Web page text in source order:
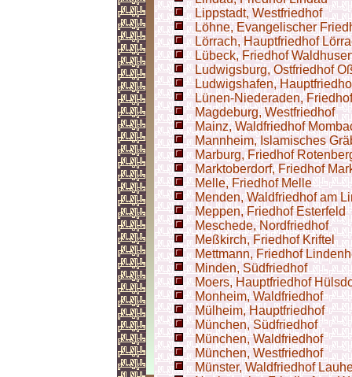
Lippstadt, Westfriedhof
Löhne, Evangelischer
Lörrach, Hauptfriedhof
Lübeck, Friedhof
Ludwigsburg, Ostfriedhof
Ludwigshafen,
Lünen-Niederaden,
Magdeburg, Westfriedhof
Mainz, Waldfriedhof
Mannheim, Islamisches
Marburg, Friedhof
Marktoberdorf, Friedhof
Melle, Friedhof Melle
Menden, Waldfriedhof am
Meppen, Friedhof Esterfeld
Meschede, Nordfriedhof
Meßkirch, Friedhof Kriftel
Mettmann, Friedhof
Minden, Südfriedhof
Moers, Hauptfriedhof
Monheim, Waldfriedhof
Mülheim, Hauptfriedhof
München, Südfriedhof
München, Waldfriedhof
München, Westfriedhof
Münster, Waldfriedhof